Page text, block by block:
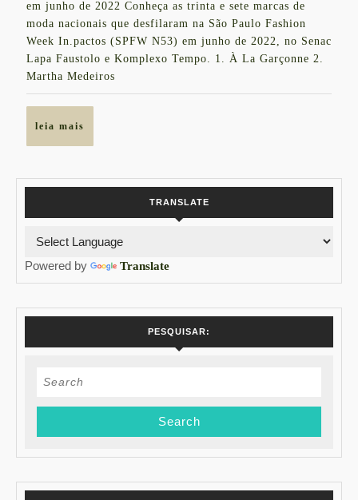
Que
Desfilaram
2022
em junho de 2022 Conheça as trinta e sete marcas de
moda nacionais que desfilaram na São Paulo Fashion
Week In.pactos (SPFW N53) em junho de 2022, no Senac
Lapa Faustolo e Komplexo Tempo. 1. À La Garçonne 2.
Martha Medeiros
leia mais
TRANSLATE
Powered by Translate
PESQUISAR:
Search